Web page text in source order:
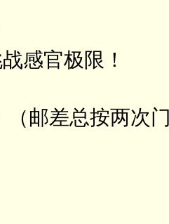
感官极限！
（邮差总按两次